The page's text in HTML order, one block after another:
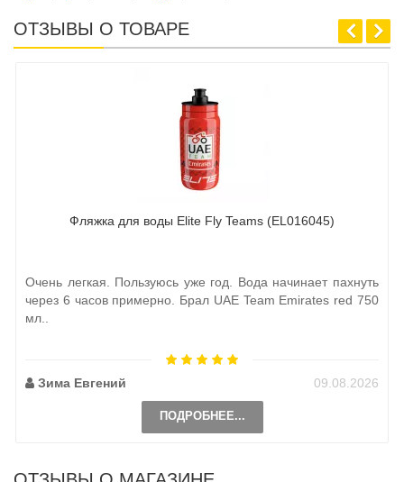
ОТЗЫВЫ О ТОВАРЕ
Фляжка для воды Elite Fly Teams (EL016045)
Очень легкая. Пользуюсь уже год. Вода начинает пахнуть
через 6 часов примерно. Брал UAE Team Emirates red 750
мл..
Зима Евгений 09.08.2026
ПОДРОБНЕЕ...